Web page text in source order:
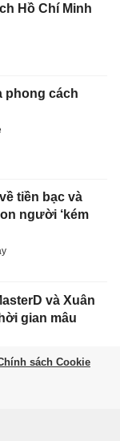
Hồ Chí Minh
phong cách
tiền bạc và
người ‘kém
và Xuân
gian mâu
tham gia 'Hội
sách Cookie